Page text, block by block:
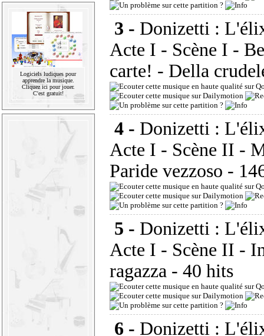
Logiciels ludiques pour
apprendre la musique.
Cliquez ici pour jouer.
C'est gratuit!
3 - Donizetti :
Acte I - Scène I -
carte! - Della
4 - Donizetti :
Acte I - Scène II -
Paride vezzoso -
5 - Donizetti :
Acte I - Scène II -
ragazza - 40 hits
6 - Donizetti :